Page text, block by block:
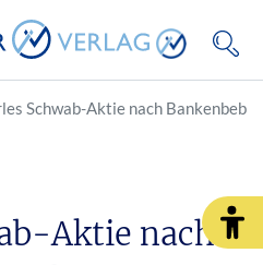
Schwab-Aktie nach
Aktie nach